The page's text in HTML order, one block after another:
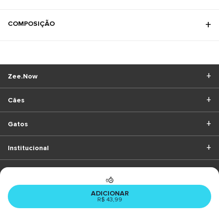
ADICIONAR
R$ 43,99
COMPOSIÇÃO
Cães
Gatos
Zee.Now
Institucional
BAIXE O APP